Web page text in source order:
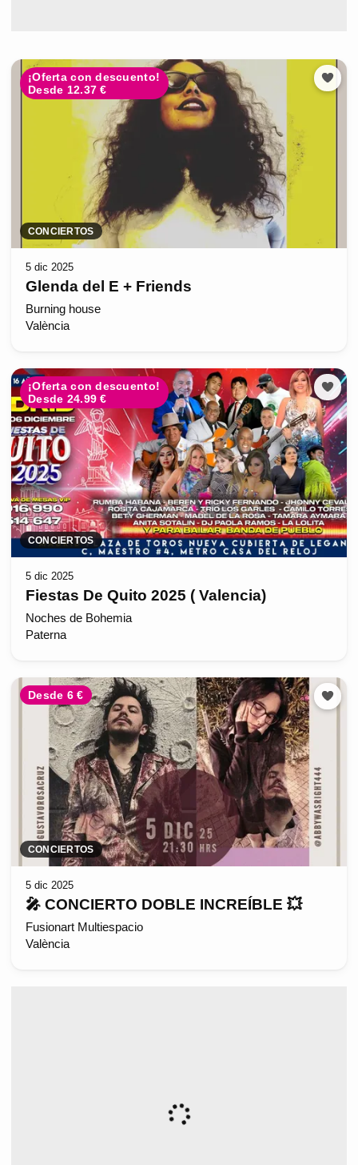
¡Oferta con descuento!
Desde 12.37 €
CONCIERTOS
5 dic 2025
Glenda del E + Friends
Burning house
València
¡Oferta con descuento!
Desde 24.99 €
CONCIERTOS
5 dic 2025
Fiestas De Quito 2025 ( Valencia)
Noches de Bohemia
Paterna
Desde 6 €
CONCIERTOS
5 dic 2025
🎤 CONCIERTO DOBLE INCREÍBLE 💥
Fusionart Multiespacio
València